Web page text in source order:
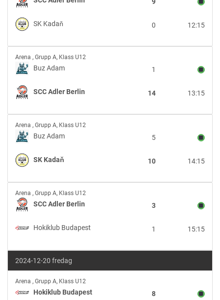
Berlin
vs
SK
SK Kadaň 12:15
0
Buz
Adam
vs
SCC
Adler
Arena , Grupp A, Klass U12
Buz Adam 1
SCC Adler Berlin 13:15
14
Buz
Adam
vs
SK
Kadaň
Arena , Grupp A, Klass U12
Buz Adam 5
SK Kadaň 14:15
10
SCC
Adler
Berlin
Hokiklub
Arena , Grupp A, Klass U12
SCC Adler Berlin 3
Hokiklub Budapest 15:15
1
2024-12-20 fredag
Hokiklub
Budapest
Arena , Grupp A, Klass U12
Hokiklub Budapest 8